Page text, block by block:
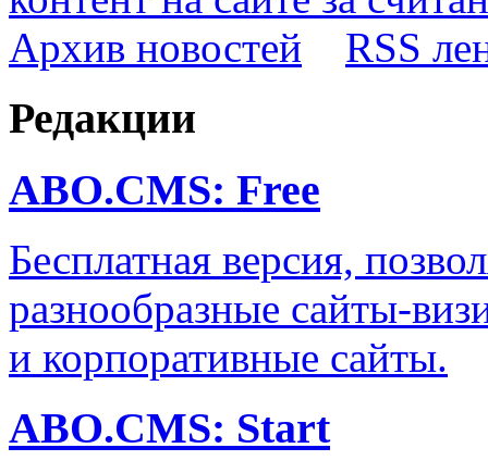
Архив новостей
RSS
Редакции
ABO.CMS: Free
Бесплатная версия,
разнообразные сайты-
и корпоративные сайты.
ABO.CMS: Start